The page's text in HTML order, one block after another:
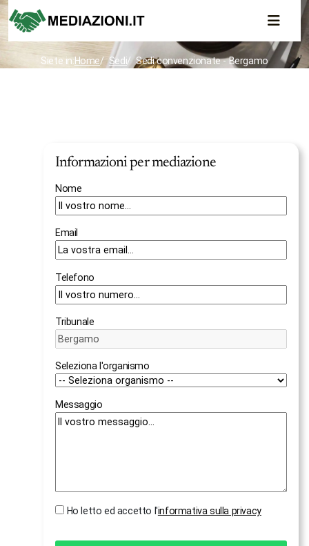
Siete in:Home Sedi Sedi convenzionate - Bergamo
Informazioni per mediazione
Nome
Email
Telefono
Tribunale
Seleziona l'organismo
Messaggio
Ho letto ed accetto l'informativa sulla privacy